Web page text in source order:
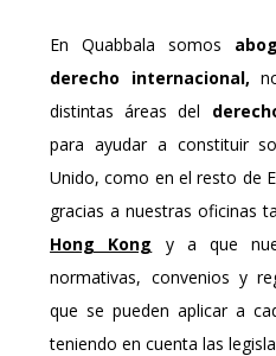
En Quabbala somos
derecho internacional,
distintas áreas del
para ayudar a constituir
Unido, como en el resto de
gracias a nuestras oficinas
Hong Kong y a que
normativas, convenios y
que se pueden aplicar a
teniendo en cuenta las